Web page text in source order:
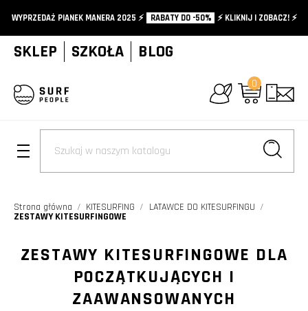
WYPRZEDAŻ PIANEK MANERA 2025 ⚡️ RABATY DO -50% ⚡️ KLIKNIJ I ZOBACZ! ⚡️
SKLEP SZKOŁA BLOG
0
+
Strona główna KITESURFING LATAWCE DO KITESURFINGU
ZESTAWY KITESURFINGOWE
ZESTAWY KITESURFINGOWE DLA
POCZĄTKUJĄCYCH I
ZAAWANSOWANYCH